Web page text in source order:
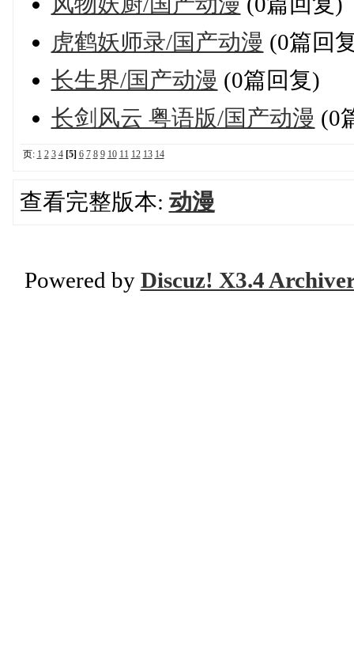
虎鹤妖师录/国产动漫 (0篇回
长生界/国产动漫 (0篇回复)
长剑风云 粤语版/国产动漫 (0
页: 1 2 3 4 [5] 6 7 8 9 10 11 12 13 14
查看完整版本: 动漫
Powered by Discuz! X3.4